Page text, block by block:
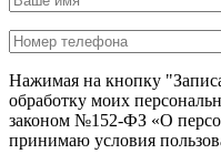
Нажимая на кнопку
обработку моих
законом №152-ФЗ «О
принимаю условия